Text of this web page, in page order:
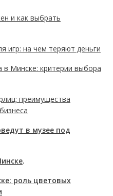
и как выбрать
игр: на чем теряют деньги
в Минске: критерии выбора
преимущества
в музее под
.
роль цветовых